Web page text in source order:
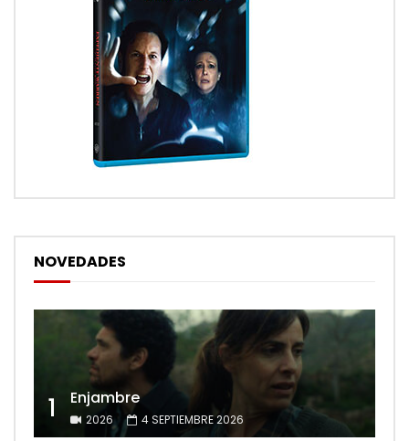
NOVEDADES
1 Enjambre
2026 4 SEPTIEMBRE 2026